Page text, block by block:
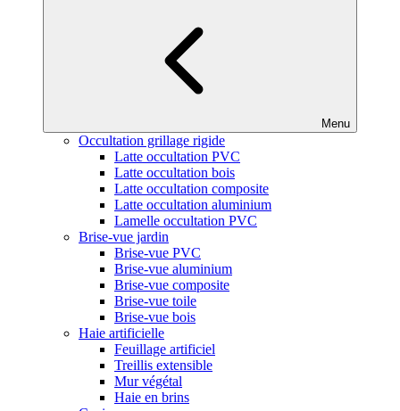
Menu
Occultation grillage rigide
Latte occultation PVC
Latte occultation bois
Latte occultation composite
Latte occultation aluminium
Lamelle occultation PVC
Brise-vue jardin
Brise-vue PVC
Brise-vue aluminium
Brise-vue composite
Brise-vue toile
Brise-vue bois
Haie artificielle
Feuillage artificiel
Treillis extensible
Mur végétal
Haie en brins